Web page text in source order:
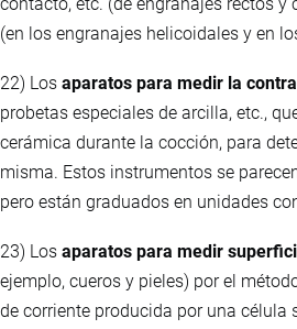
contacto, etc. (de engranajes rectos y
(en los engranajes helicoidales y en
22) Los aparatos para medir la
probetas especiales de arcilla, etc.,
cerámica durante la cocción, para
misma. Estos instrumentos se
pero están graduados en unidades
23) Los aparatos para medir
ejemplo, cueros y pieles) por el
de corriente producida por una célula